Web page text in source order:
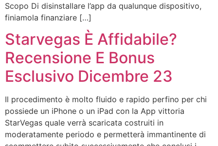
Scopo Di disinstallare l’app da qualunque dispositivo,
finiamola finanziare […]
Starvegas È Affidabile?
Recensione E Bonus
Esclusivo Dicembre 23
Il procedimento è molto fluido e rapido perfino per chi
possiede un iPhone o un iPad con la App vittoria
StarVegas quale verrà scaricata costruiti in
moderatamente periodo e permetterà immantinente di